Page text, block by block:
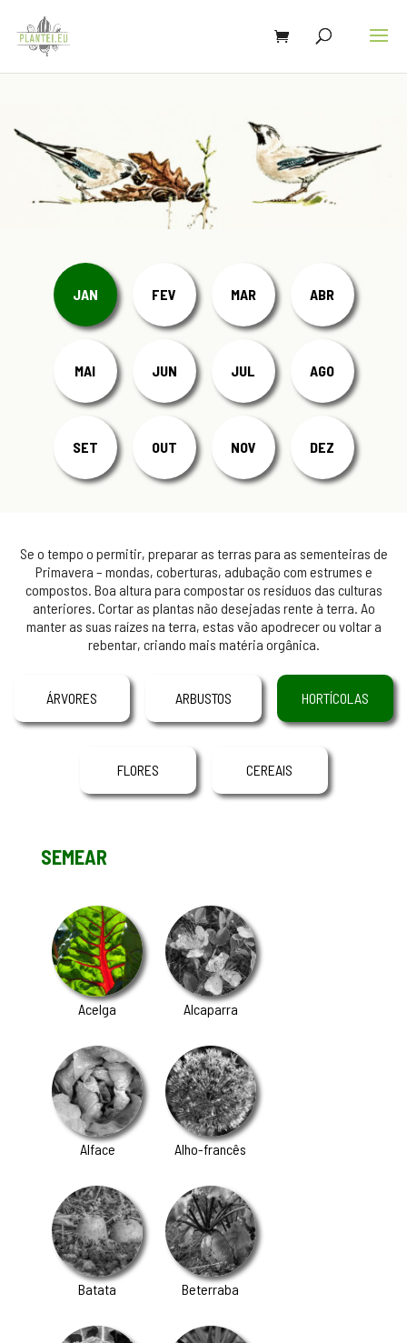
JAN FEV MAR ABR
MAI JUN JUL AGO
SET OUT NOV DEZ
Se o tempo o permitir, preparar as terras para as sementeiras de
Primavera – mondas, coberturas, adubação com estrumes e
compostos. Boa altura para compostar os resíduos das culturas
anteriores. Cortar as plantas não desejadas rente à terra. Ao
manter as suas raízes na terra, estas vão apodrecer ou voltar a
rebentar, criando mais matéria orgânica.
ÁRVORES ARBUSTOS HORTÍCOLAS
FLORES CEREAIS
SEMEAR
Acelga Alcaparra
Alface Alho-francês
Batata Beterraba